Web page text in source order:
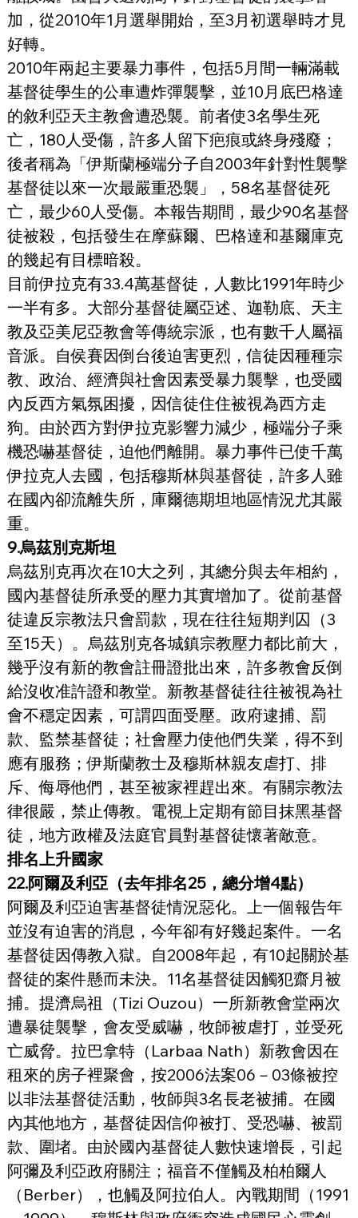
加，從2010年1月選舉開始，至3月初選舉時才見
好轉。
2010年兩起主要暴力事件，包括5月間一輛滿載
基督徒學生的公車遭炸彈襲擊，並10月底巴格達
的敘利亞天主教會遭恐襲。前者使3名學生死
亡，180人受傷，許多人留下疤痕或終身殘廢；
後者稱為「伊斯蘭極端分子自2003年針對性襲擊
基督徒以來一次最嚴重恐襲」，58名基督徒死
亡，最少60人受傷。本報告期間，最少90名基督
徒被殺，包括發生在摩蘇爾、巴格達和基爾庫克
的幾起有目標暗殺。
目前伊拉克有33.4萬基督徒，人數比1991年時少
一半有多。大部分基督徒屬亞述、迦勒底、天主
教及亞美尼亞教會等傳統宗派，也有數千人屬福
音派。自侯賽因倒台後迫害更烈，信徒因種種宗
教、政治、經濟與社會因素受暴力襲擊，也受國
內反西方氣氛困擾，因信徒住住被視為西方走
狗。由於西方對伊拉克影響力減少，極端分子乘
機恐嚇基督徒，迫他們離開。暴力事件已使千萬
伊拉克人去國，包括穆斯林與基督徒，許多人雖
在國內卻流離失所，庫爾德期坦地區情況尤其嚴
重。
9.烏茲別克斯坦
烏茲別克再次在10大之列，其總分與去年相約，
國內基督徒所承受的壓力其實增加了。從前基督
徒違反宗教法只會罰款，現在往往短期判囚（3
至15天）。烏茲別克各城鎮宗教壓力都比前大，
幾乎沒有新的教會註冊證批出來，許多教會反倒
給沒收准許證和教堂。新教基督徒往往被視為社
會不穩定因素，可謂四面受壓。政府逮捕、罰
款、監禁基督徒；社會壓力使他們失業，得不到
應有服務；伊斯蘭教士及穆斯林親友虐打、排
斥、侮辱他們，甚至被家裡趕出來。有關宗教法
律很嚴，禁止傳教。電視上定期有節目抹黑基督
徒，地方政權及法庭官員對基督徒懷著敵意。
排名上升國家
22.阿爾及利亞（去年排名25，總分增4點）
阿爾及利亞迫害基督徒情況惡化。上一個報告年
並沒有迫害的消息，今年卻有好幾起案件。一名
基督徒因傳教入獄。自2008年起，有10起關於基
督徒的案件懸而未決。11名基督徒因觸犯齋月被
捕。提濟烏祖（Tizi Ouzou）一所新教會堂兩次
遭暴徒襲擊，會友受威嚇，牧師被虐打，並受死
亡威脅。拉巴拿特（Larbaa Nath）新教會因在
租來的房子裡聚會，按2006法案06－03條被控
以非法基督徒活動，牧師與3名長老被捕。在國
內其他地方，基督徒因信仰被打、受恐嚇、被罰
款、圍堵。由於國內基督徒人數快速增長，引起
阿彌及利亞政府關注；福音不僅觸及柏柏爾人
（Berber），也觸及阿拉伯人。內戰期間（1991